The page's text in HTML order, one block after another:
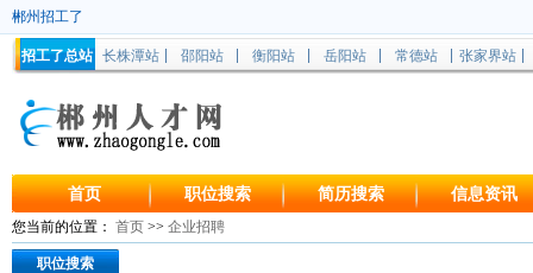
郴州招工了
招工了总站 长株潭站 邵阳站 衡阳站 岳阳站 常德站 张家界站
首页 职位搜索 简历搜索 信息资讯
您当前的位置： 首页 >> 企业招聘
职位搜索